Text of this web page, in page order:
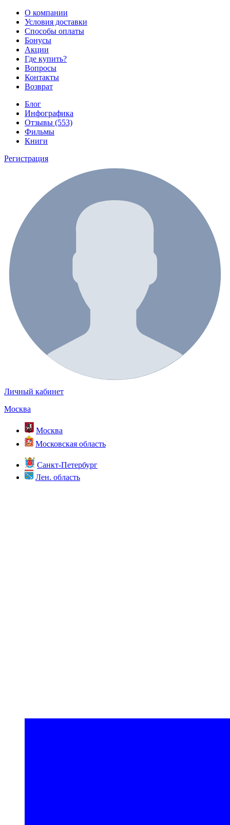
О компании
Условия доставки
Способы оплаты
Бонусы
Акции
Где купить?
Вопросы
Контакты
Возврат
Блог
Инфографика
Отзывы (553)
Фильмы
Книги
Регистрация
Личный кабинет
Москва
Москва
Московская область
Санкт-Петербург
Лен. область